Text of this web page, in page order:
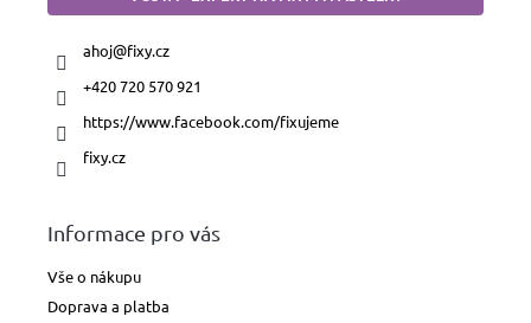
ahoj@fixy.cz
+420 720 570 921
https://www.facebook.com/fixujeme
fixy.cz
Informace pro vás
Vše o nákupu
Doprava a platba